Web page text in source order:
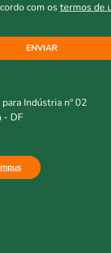
com os termos de
ENVIAR
Indústria nº 02
- DF